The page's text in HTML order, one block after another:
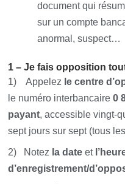
document qui
sur un compte
anormal, suspect…
1 – Je fais opposition
1) Appelez le centre
le numéro inter­bancaire0
payant, accessible vingt-
sept jours sur sept (tous
2) Notez la date et
d’enregistrement/